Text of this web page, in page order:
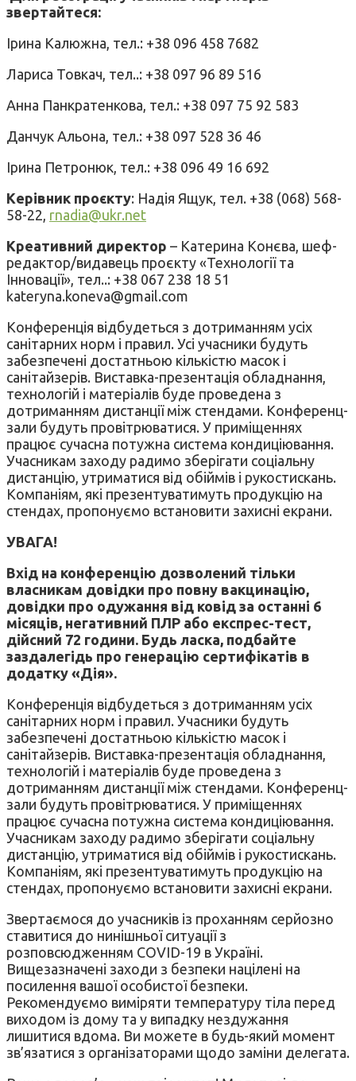
звертайтеся:
Ірина Калюжна, тел.: +38 096 458 7682
Лариса Товкач, тел..: +38 097 96 89 516
Анна Панкратенкова, тел.: +38 097 75 92 583
Данчук Альона, тел.: +38 097 528 36 46
Ірина Петронюк, тел.: +38 096 49 16 692
Керівник проєкту: Надія Ящук, тел. +38 (068) 568-
58-22, rnadia@ukr.net
Креативний директор – Катерина Конєва, шеф-
редактор/видавець проєкту «Технології та
Інновації», тел..: +38 067 238 18 51
kateryna.koneva@gmail.com
Конференція відбудеться з дотриманням усіх
санітарних норм і правил. Усі учасники будуть
забезпечені достатньою кількістю масок і
санітайзерів. Виставка-презентація обладнання,
технологій і матеріалів буде проведена з
дотриманням дистанції між стендами. Конференц-
зали будуть провітрюватися. У приміщеннях
працює сучасна потужна система кондиціювання.
Учасникам заходу радимо зберігати соціальну
дистанцію, утриматися від обіймів і рукостискань.
Компаніям, які презентуватимуть продукцію на
стендах, пропонуємо встановити захисні екрани.
УВАГА!
Вхід на конференцію дозволений тільки
власникам довідки про повну вакцинацію,
довідки про одужання від ковід за останні 6
місяців, негативний ПЛР або експрес-тест,
дійсний 72 години. Будь ласка, подбайте
заздалегідь про генерацію сертифікатів в
додатку «Дія».
Конференція відбудеться з дотриманням усіх
санітарних норм і правил. Учасники будуть
забезпечені достатньою кількістю масок і
санітайзерів. Виставка-презентація обладнання,
технологій і матеріалів буде проведена з
дотриманням дистанції між стендами. Конференц-
зали будуть провітрюватися. У приміщеннях
працює сучасна потужна система кондиціювання.
Учасникам заходу радимо зберігати соціальну
дистанцію, утриматися від обіймів і рукостискань.
Компаніям, які презентуватимуть продукцію на
стендах, пропонуємо встановити захисні екрани.
Звертаємося до учасників із проханням серйозно
ставитися до нинішньої ситуації з
розповсюдженням COVID-19 в Україні.
Вищезазначені заходи з безпеки націлені на
посилення вашої особистої безпеки.
Рекомендуємо виміряти температуру тіла перед
виходом із дому та у випадку нездужання
лишитися вдома. Ви можете в будь-який момент
зв’язатися з організаторами щодо заміни делегата.